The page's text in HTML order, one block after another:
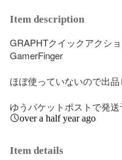
Item description
GRAPHTクイックアクシ
GamerFinger
ほぼ使っていないので出品
ゆうパケットポストで発送
over a half year ago
Item details